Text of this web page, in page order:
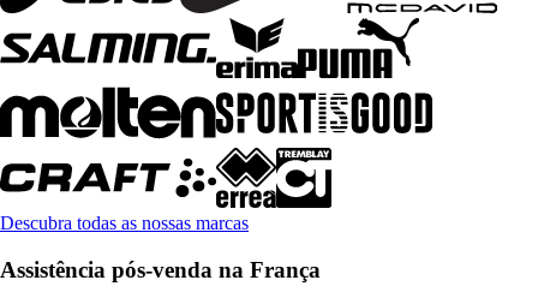
Descubra todas as nossas marcas
Assistência pós-venda na França